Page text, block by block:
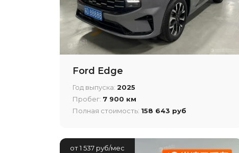
Ford Edge
Год выпуска: 2025
Пробег: 7 900 км
Полная стоимость: 158 643 руб
от 1 537 руб/мес